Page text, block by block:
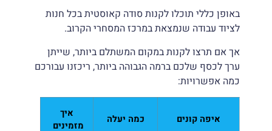
באופן כללי תוכלו לקנות סודה קאוסטית בכל חנות
לציוד עבודה שנמצאת במרכז המסחרי הקרוב.
אך אם תרצו לקנות במקום המשתלם ביותר, שייתן
ערך לכסף שלכם ברמה הגבוהה ביותר, ריכזנו עבורכם
כמה אפשרויות:
איפה קונים כמה יעלה
איך
מזמינים